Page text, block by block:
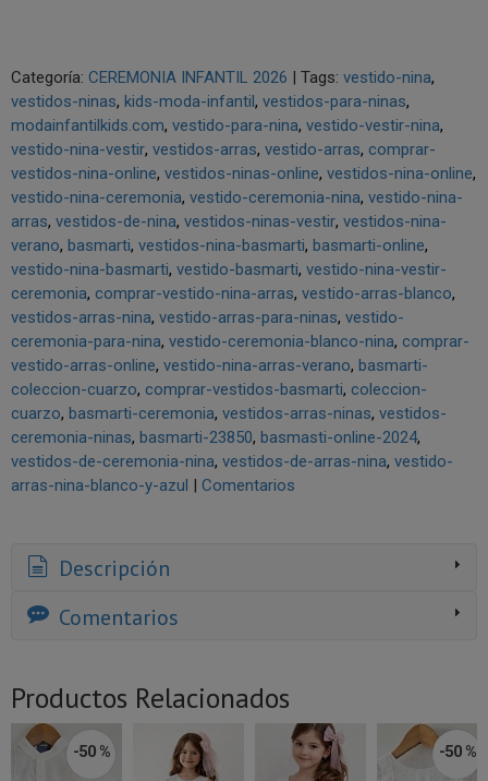
Categoría: CEREMONIA INFANTIL 2026 | Tags: vestido-nina
vestidos-ninas kids-moda-infantil vestidos-para-ninas
modainfantilkids.com vestido-para-nina vestido-vestir-nina
vestido-nina-vestir vestidos-arras vestido-arras comprar-
vestidos-nina-online vestidos-ninas-online vestidos-nina-online
vestido-nina-ceremonia vestido-ceremonia-nina vestido-nina-
arras vestidos-de-nina vestidos-ninas-vestir vestidos-nina-
verano basmarti vestidos-nina-basmarti basmarti-online
vestido-nina-basmarti vestido-basmarti vestido-nina-vestir-
ceremonia comprar-vestido-nina-arras vestido-arras-blanco
vestidos-arras-nina vestido-arras-para-ninas vestido-
ceremonia-para-nina vestido-ceremonia-blanco-nina comprar-
vestido-arras-online vestido-nina-arras-verano basmarti-
coleccion-cuarzo comprar-vestidos-basmarti coleccion-
cuarzo basmarti-ceremonia vestidos-arras-ninas vestidos-
ceremonia-ninas basmarti-23850 basmasti-online-2024
vestidos-de-ceremonia-nina vestidos-de-arras-nina vestido-
arras-nina-blanco-y-azul | Comentarios
Descripción
Comentarios
Productos Relacionados
-50 % -50 %